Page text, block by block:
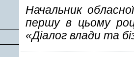
Начальник
першу в цьому
«Діалог влади та